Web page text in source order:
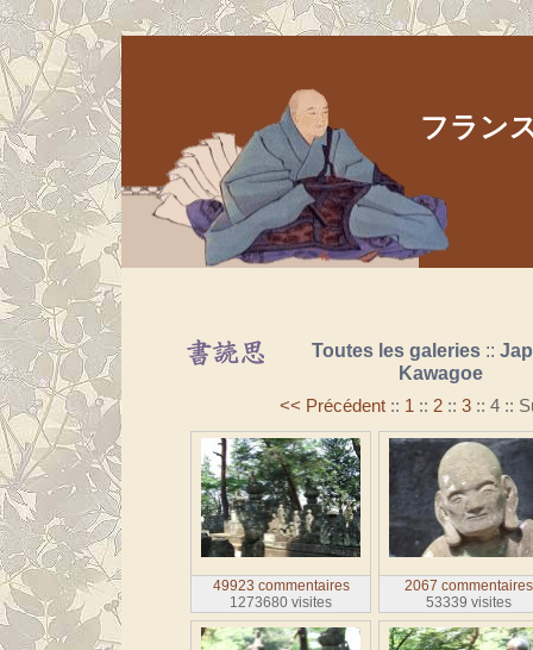
フラン
Toutes les galeries ::
Kawagoe
<< Précédent :: 1 :: 2 :: 3 :: 4 ::
49923 commentaires
1273680 visites
2067 commentaires
53339 visites